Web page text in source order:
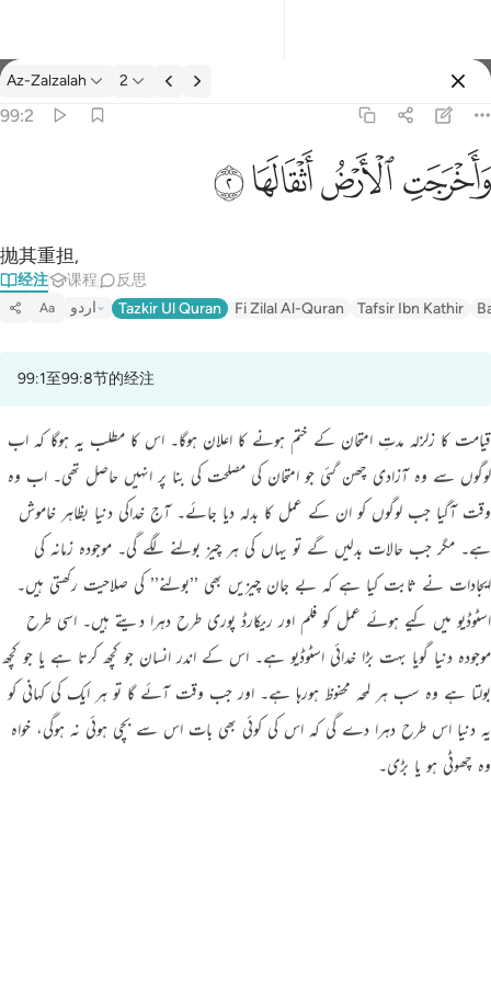
经注: Az-Zalzalah 99:2
Az-Zalzalah 2
99:2
ﱺﱻﱼﱽ
抛其重担,
经注 课程 反思
Aa اردو Tazkir Ul Quran Fi Zilal Al-Quran Tafsir Ibn Kathir
99:1至99:8节的经注
قیامت کا زلزلہ مدتِ امتحان کے ختم ہونے کا اعلان ہوگا۔ اس کا مطلب یہ ہوگا کہ اب
لوگوں سے وہ آزادی چھن گئی جو امتحان کی مصلحت کی بنا پر انہیں حاصل تھی۔ اب وہ
وقت آگیا جب لوگوں کو ان کے عمل کا بدلہ دیا جائے۔ آج خداکی دنیا بظاہر خاموش
ہے۔ مگر جب حالات بدلیں گے تو یہاں کی ہر چیز بولنے لگے گی۔ موجودہ زمانہ کی
ایجادات نے ثابت کیا ہے کہ بے جان چیزیں بھی ’’بولنے’’ کی صلاحیت رکھتی ہیں۔
اسٹوڈیو میں کیے ہوئے عمل کو فلم اور ریکارڈ پوری طرح دہرا دیتے ہیں۔ اسی طرح
موجودہ دنیا گویا بہت بڑا خدائی اسٹوڈیو ہے۔ اس کے اندر انسان جو کچھ کرتا ہے یا جو کچھ
بولتا ہے وہ سب ہر لمحہ محفوظ ہورہا ہے۔ اور جب وقت آئے گا تو ہر ایک کی کہانی کو
یہ دنیا اس طرح دہرا دے گی کہ اس کی کوئی بھی بات اس سے بچی ہوئی نہ ہوگی، خواہ
وہ چھوٹی ہو یا بڑی۔